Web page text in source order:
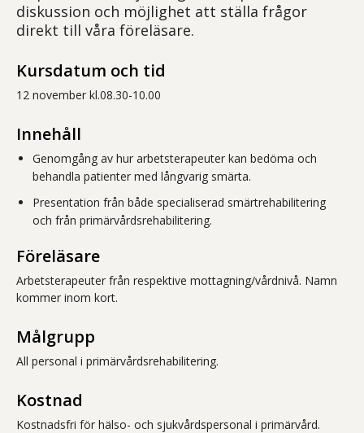
diskussion och möjlighet att ställa frågor
direkt till våra föreläsare.
Kursdatum och tid
12 november kl.08.30-10.00
Innehåll
Genomgång av hur arbetsterapeuter kan bedöma och
behandla patienter med långvarig smärta.
Presentation från både specialiserad smärtrehabilitering
och från primärvårdsrehabilitering.
Föreläsare
Arbetsterapeuter från respektive mottagning/vårdnivå. Namn
kommer inom kort.
Målgrupp
All personal i primärvårdsrehabilitering.
Kostnad
Kostnadsfri för hälso- och sjukvårdspersonal i primärvård.